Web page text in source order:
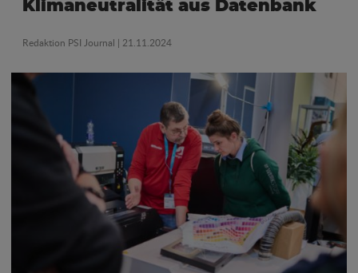
Klimaneutralität aus Datenbank
Redaktion PSI Journal | 21.11.2024